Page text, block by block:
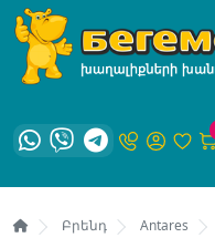
Բրենդ Antares